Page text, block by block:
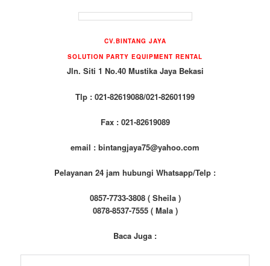
CV.BINTANG JAYA
SOLUTION PARTY EQUIPMENT RENTAL
Jln. Siti 1 No.40 Mustika Jaya Bekasi
Tlp : 021-82619088/021-82601199
Fax : 021-82619089
email : bintangjaya75@yahoo.com
Pelayanan 24 jam hubungi Whatsapp/Telp :
0857-7733-3808 ( Sheila )
0878-8537-7555 ( Mala )
Baca Juga :